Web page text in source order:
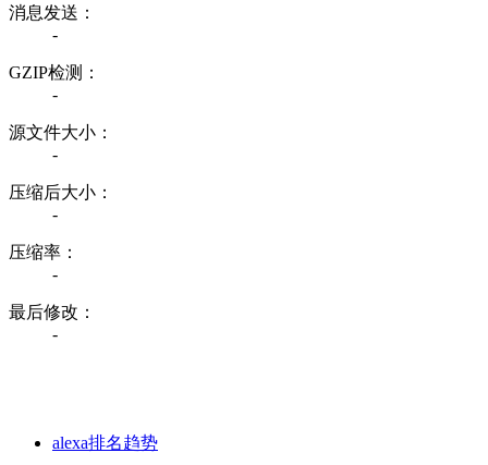
消息发送：
-
GZIP检测：
-
源文件大小：
-
压缩后大小：
-
压缩率：
-
最后修改：
-
alexa排名趋势